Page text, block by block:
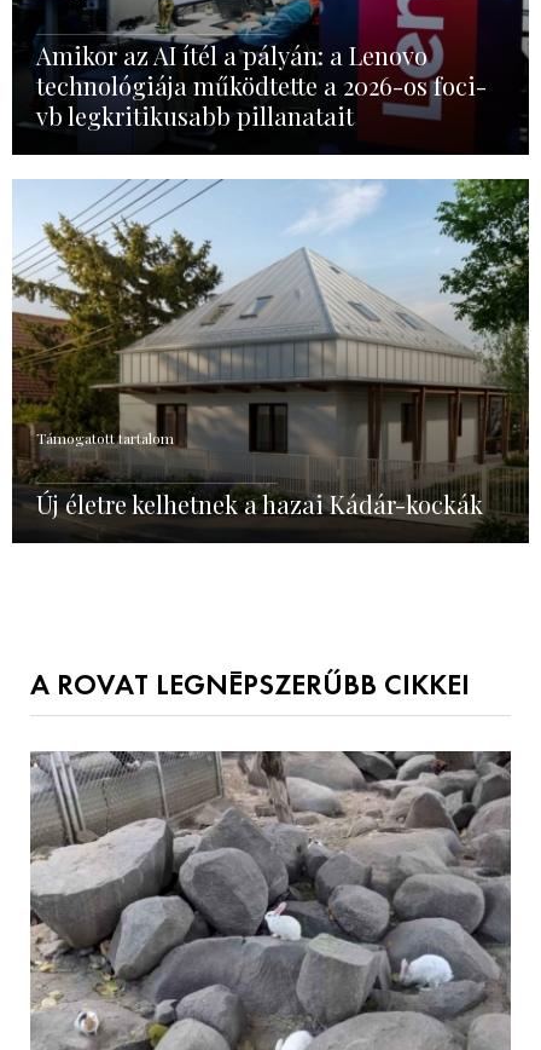
Amikor az AI ítél a pályán: a Lenovo
technológiája működtette a 2026-os foci-
vb legkritikusabb pillanatait
Támogatott tartalom
Új életre kelhetnek a hazai Kádár-kockák
A ROVAT LEGNÉPSZERŰBB CIKKEI